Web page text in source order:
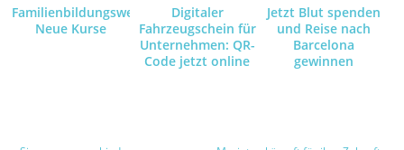
Familienbildungswerk:
Neue Kurse
Digitaler
Fahrzeugschein für
Unternehmen: QR-
Code jetzt online
Jetzt Blut spenden
und Reise nach
Barcelona
gewinnen